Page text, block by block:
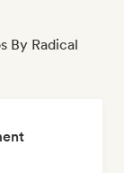
By Radical